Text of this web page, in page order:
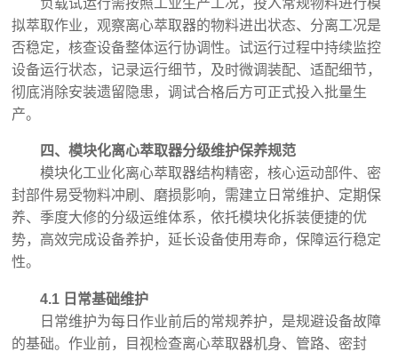
负载试运行需按照工业生产工况，投入常规物料进行模
拟萃取作业，观察离心萃取器的物料进出状态、分离工况是
否稳定，核查设备整体运行协调性。试运行过程中持续监控
设备运行状态，记录运行细节，及时微调装配、适配细节，
彻底消除安装遗留隐患，调试合格后方可正式投入批量生
产。
四、模块化离心萃取器分级维护保养规范
模块化工业化离心萃取器结构精密，核心运动部件、密
封部件易受物料冲刷、磨损影响，需建立日常维护、定期保
养、季度大修的分级运维体系，依托模块化拆装便捷的优
势，高效完成设备养护，延长设备使用寿命，保障运行稳定
性。
4.1 日常基础维护
日常维护为每日作业前后的常规养护，是规避设备故障
的基础。作业前，目视检查离心萃取器机身、管路、密封